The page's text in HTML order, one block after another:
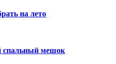
на лето
спальный мешок